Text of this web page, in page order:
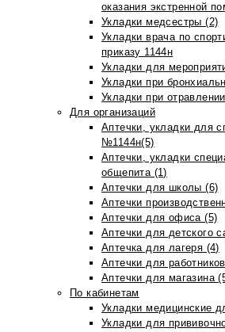
оказания экстренной
Укладки медсестры (2)
Укладки врача по
приказу 1144н
Укладки для
Укладки при
Укладки при
Для организаций
Аптечки, укладки для
№1144н(5)
Аптечки, укладки
общепита (1)
Аптечки для школы (6)
Аптечки
Аптечки для офиса (5)
Аптечки для детского
Аптечка для лагеря (4)
Аптечки для
Аптечки для магазина
По кабинетам
Укладки медицинские
Укладки для